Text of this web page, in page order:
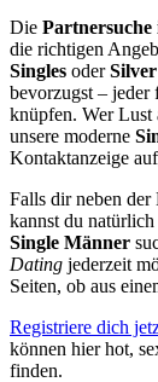
Die
die richtigen
Singles oder
bevorzugst –
knüpfen. Wer Lust
unsere moderne
Kontaktanzeige
Falls dir neben
kannst du
Single Männer
Dating jederzeit
Seiten, ob aus
Registriere dich
können hier hot,
finden.